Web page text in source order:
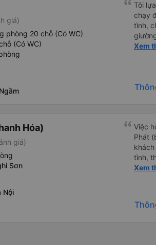
giá)
phòng 20 chỗ (Có WC)
(Có WC)
Tôi
chạy
tình,
điều
Xem
Hóa)
giá)
Sơn
Nội
Việc
Phát
tình,
thắc
Yến
việc
Xem